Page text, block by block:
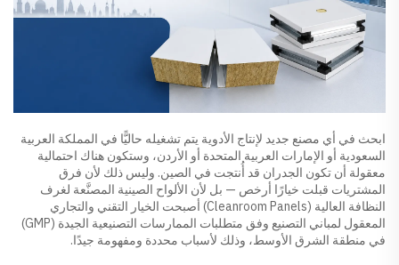
ابحث في أي مصنع جديد لإنتاج الأدوية يتم تشغيله حاليًّا في المملكة العربية
السعودية أو الإمارات العربية المتحدة أو الأردن، وستكون هناك احتمالية
معقولة أن تكون الجدران قد أُنتجت في الصين. وليس ذلك لأن فرق
المشتريات قبلت خيارًا أرخص — بل لأن الألواح الصينية المصنَّعة لغرف
النظافة العالية (Cleanroom Panels) أصبحت الخيار التقني والتجاري
المعقول لمباني التصنيع وفق متطلبات الممارسات التصنيعية الجيدة (GMP)
في منطقة الشرق الأوسط، وذلك لأسباب محددة ومفهومة جيدًا.